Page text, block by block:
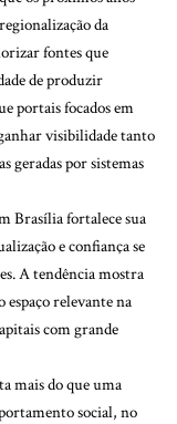
da
fontes que
de produzir
portais focados em
visibilidade tanto
geradas por sistemas
Brasíliafortalece sua
e confiança se
A tendência mostra
relevante na
com grande
mais do que uma
social, no